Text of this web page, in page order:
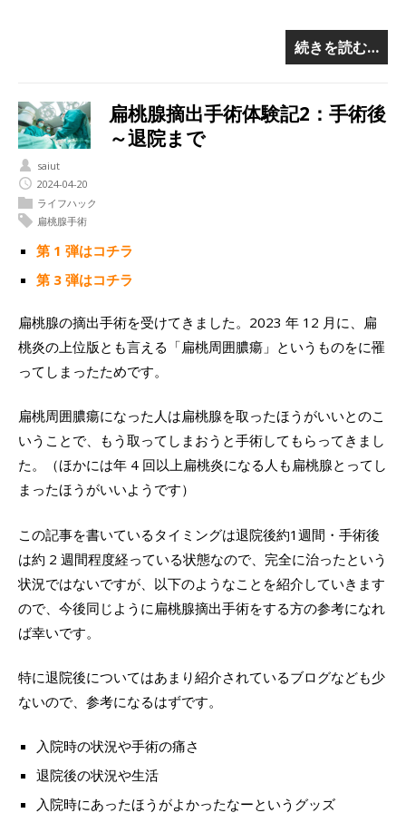
続きを読む…
扁桃腺摘出手術体験記2：手術後
～退院まで
saiut
2024-04-20
ライフハック
扁桃腺手術
第 1 弾はコチラ
第 3 弾はコチラ
扁桃腺の摘出手術を受けてきました。2023 年 12 月に、扁
桃炎の上位版とも言える「扁桃周囲膿瘍」というものをに罹
ってしまったためです。
扁桃周囲膿瘍になった人は扁桃腺を取ったほうがいいとのこ
いうことで、もう取ってしまおうと手術してもらってきまし
た。（ほかには年 4 回以上扁桃炎になる人も扁桃腺とってし
まったほうがいいようです）
この記事を書いているタイミングは退院後約1週間・手術後
は約 2 週間程度経っている状態なので、完全に治ったという
状況ではないですが、以下のようなことを紹介していきます
ので、今後同じように扁桃腺摘出手術をする方の参考になれ
ば幸いです。
特に退院後についてはあまり紹介されているブログなども少
ないので、参考になるはずです。
入院時の状況や手術の痛さ
退院後の状況や生活
入院時にあったほうがよかったなーというグッズ